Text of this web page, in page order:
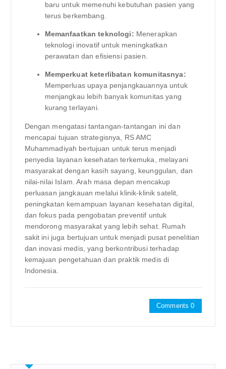
baru untuk memenuhi kebutuhan pasien yang
terus berkembang.
Memanfaatkan teknologi: Menerapkan
teknologi inovatif untuk meningkatkan
perawatan dan efisiensi pasien.
Memperkuat keterlibatan komunitasnya:
Memperluas upaya penjangkauannya untuk
menjangkau lebih banyak komunitas yang
kurang terlayani.
Dengan mengatasi tantangan-tantangan ini dan
mencapai tujuan strategisnya, RS AMC
Muhammadiyah bertujuan untuk terus menjadi
penyedia layanan kesehatan terkemuka, melayani
masyarakat dengan kasih sayang, keunggulan, dan
nilai-nilai Islam. Arah masa depan mencakup
perluasan jangkauan melalui klinik-klinik satelit,
peningkatan kemampuan layanan kesehatan digital,
dan fokus pada pengobatan preventif untuk
mendorong masyarakat yang lebih sehat. Rumah
sakit ini juga bertujuan untuk menjadi pusat penelitian
dan inovasi medis, yang berkontribusi terhadap
kemajuan pengetahuan dan praktik medis di
Indonesia.
Comments 0